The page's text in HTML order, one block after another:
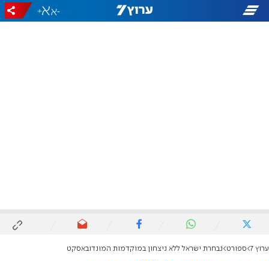
-
+
ערוץ 7 ספורט נבחרת ישראל ללא ניצחון במוקדמות המונדובאסקט